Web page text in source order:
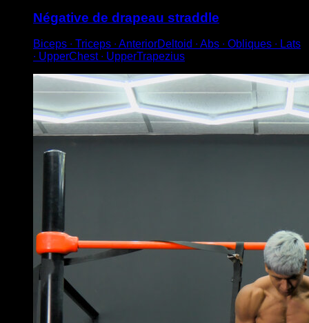
Négative de drapeau straddle
Biceps ∙ Triceps ∙ AnteriorDeltoid ∙ Abs ∙ Obliques ∙ Lats
∙ UpperChest ∙ UpperTrapezius